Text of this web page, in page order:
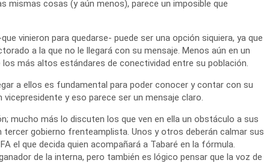
mismas cosas (y aún menos), parece un imposible que
vinieron para quedarse- puede ser una opción siquiera, ya que
a la que no le llegará con su mensaje. Menos aún en un
más altos estándares de conectividad entre su población.
a ellos es fundamental para poder conocer y contar con su
y eso parece ser un mensaje claro.
mucho más lo discuten los que ven en ella un obstáculo a sus
gobierno frenteamplista. Unos y otros deberán calmar sus
el que decida quien acompañará a Tabaré en la fórmula.
de la interna, pero también es lógico pensar que la voz de